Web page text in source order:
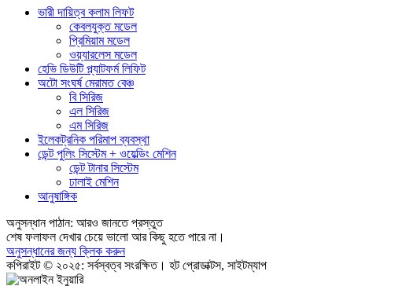
ভারী দায়িত্ব কলাম লিফট
কেবলযুক্ত মডেল
প্রিমিয়াম মডেল
ওয়্যারলেস মডেল
হেভি ডিউটি ​​প্ল্যাটফর্ম লিফিট
অটো সংঘর্ষ মেরামত বেঞ্চ
বি সিরিজ
এল সিরিজ
এম সিরিজ
ইলেকট্রনিক পরিমাপ ব্যবস্থা
ডেন্ট পুলিং সিস্টেম + ওয়েল্ডিং মেশিন
ডেন্ট টানার সিস্টেম
ঢালাই মেশিন
আনুষাঙ্গিক
অনুসন্ধান পাঠান: আরও জানতে প্রস্তুত
শেষ ফলাফল দেখার চেয়ে ভালো আর কিছু হতে পারে না।
অনুসন্ধানের জন্য ক্লিক করুন
কপিরাইট © ২০২৫: সর্বস্বত্ব সংরক্ষিত। হট প্রোডাক্টস, সাইটম্যাপ